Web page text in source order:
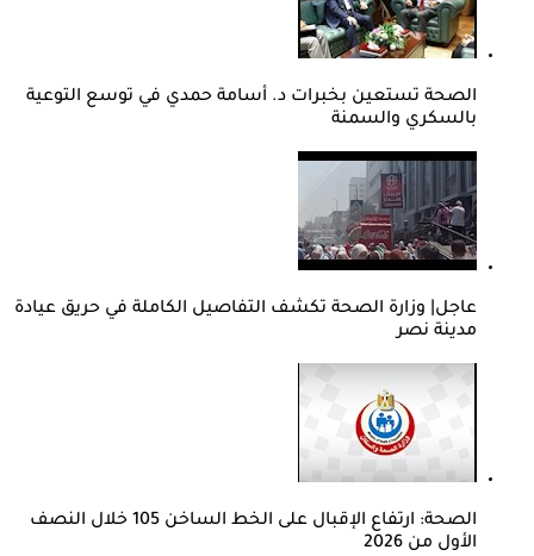
الصحة تستعين بخبرات د. أسامة حمدي في توسع التوعية
بالسكري والسمنة
عاجل| وزارة الصحة تكشف التفاصيل الكاملة في حريق عيادة
مدينة نصر
الصحة: ارتفاع الإقبال على الخط الساخن 105 خلال النصف
الأول من 2026